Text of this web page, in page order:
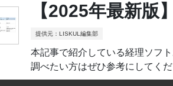
【2025年最新
提供元：LISKUL編集部
本記事で紹介している経理ソフ
調べたい方はぜひ参考にしてくだ